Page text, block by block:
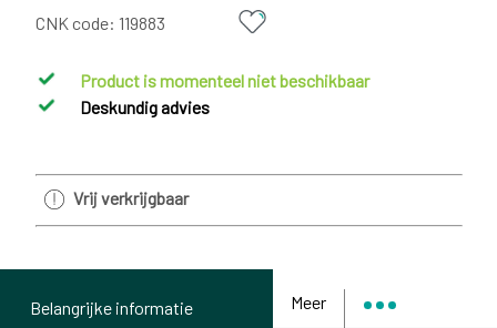
CNK code: 119883
Product is momenteel niet beschikbaar
Deskundig advies
Vrij verkrijgbaar
Meer
Belangrijke informatie